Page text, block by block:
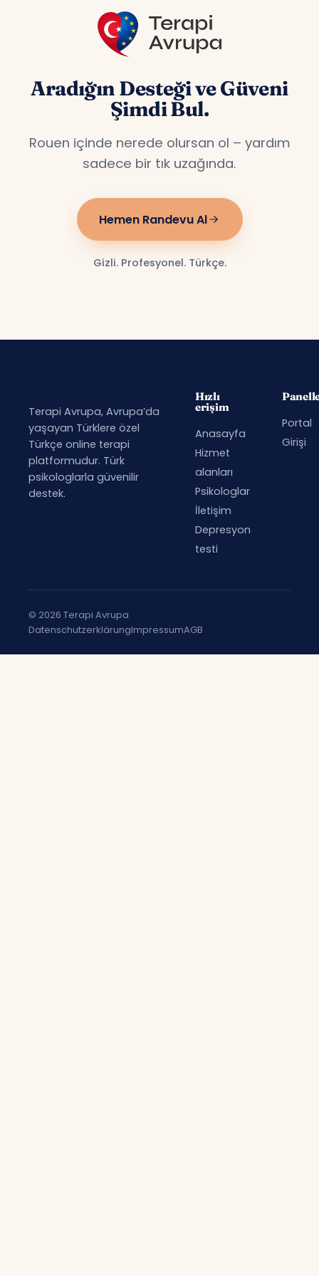
Aradığın Desteği ve Güveni
Şimdi Bul.
Rouen içinde nerede olursan ol – yardım
sadece bir tık uzağında.
Hemen Randevu Al
Gizli. Profesyonel. Türkçe.
Terapi Avrupa, Avrupa’da
yaşayan Türklere özel
Türkçe online terapi
platformudur. Türk
psikologlarla güvenilir
destek.
Hızlı
erişim
Anasayfa
Hizmet
alanları
Psikologlar
İletişim
Depresyon
testi
Portal
Girişi
© 2026 Terapi Avrupa
DatenschutzerklärungImpressumAGB